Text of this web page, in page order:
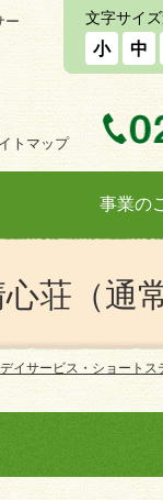
ー
トマップ
文字サイ
小 中
事業の
荘（通
デイサービス・ショートス